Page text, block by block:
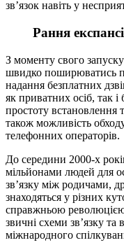
зв’язок навіть у
Рання
З моменту свого
швидко поширюватись
надання безплатних
як приватних осіб, так і
простоту встановлення
також можливість
телефонних операторів.
До середини 2000-х
мільйонами людей для
зв’язку між родичами,
знаходяться у різних
справжньою революцією
звичні схеми зв’язку та
міжнародного